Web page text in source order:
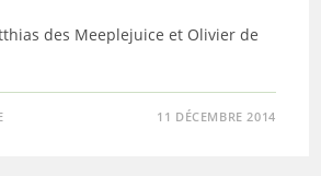
des Meeplejuice et Olivier de
11 DÉCEMBRE 2014